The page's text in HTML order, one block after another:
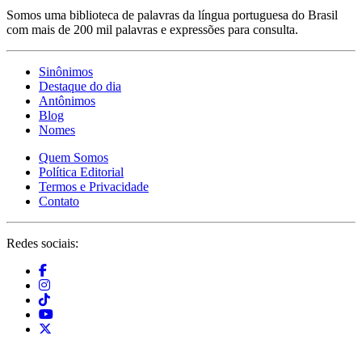
Somos uma biblioteca de palavras da língua portuguesa do Brasil
com mais de 200 mil palavras e expressões para consulta.
Sinônimos
Destaque do dia
Antônimos
Blog
Nomes
Quem Somos
Política Editorial
Termos e Privacidade
Contato
Redes sociais: